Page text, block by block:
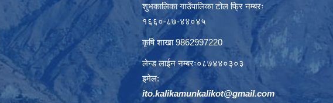
शुभकालिका गाउँपालिका टोल फ्रि नम्बरः
१६६०-८७-४४०४५
कृषि शाखा 9862997220
लेन्ड लाईन नम्बरः०८७४४०३०३
इमेल:
ito.kalikamunkalikot@gmail.com